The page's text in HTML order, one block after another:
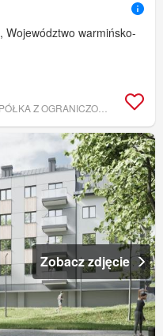
Województwo warmińsko-
Zobacz zdjęcie